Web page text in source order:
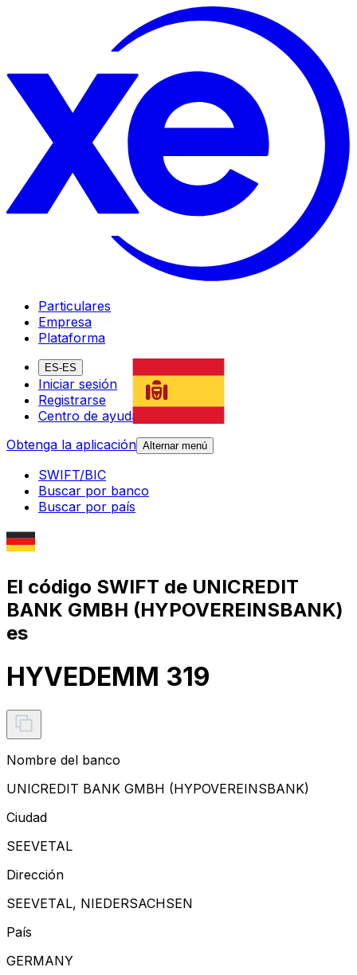
Particulares
Empresa
Plataforma
ES-ES
Iniciar sesión
Registrarse
Centro de ayuda
Obtenga la aplicación Alternar menú
SWIFT/BIC
Buscar por banco
Buscar por país
El código SWIFT de UNICREDIT
BANK GMBH (HYPOVEREINSBANK)
es
HYVEDEMM 319
Nombre del banco
UNICREDIT BANK GMBH (HYPOVEREINSBANK)
Ciudad
SEEVETAL
Dirección
SEEVETAL, NIEDERSACHSEN
País
GERMANY